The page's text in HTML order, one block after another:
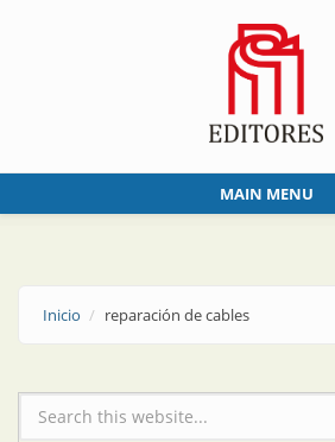
MAIN MENU
Inicio reparación de cables
Formulario de búsqueda